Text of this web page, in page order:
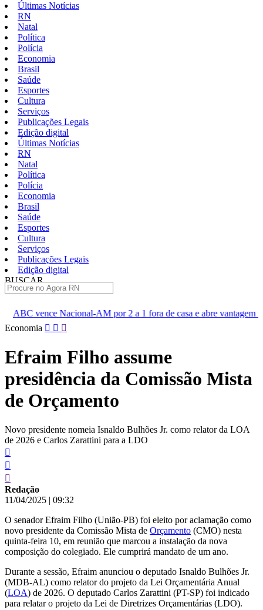
Últimas Notícias
RN
Natal
Política
Polícia
Economia
Brasil
Saúde
Esportes
Cultura
Serviços
Publicações Legais
Edição digital
Últimas Notícias
RN
Natal
Política
Polícia
Economia
Brasil
Saúde
Esportes
Cultura
Serviços
Publicações Legais
Edição digital
BUSCAR
AM por 2 a 1 fora de casa e abre vantagem nas quartas
Pular
conteúdo
Economia
Efraim Filho assume
presidência da Comissão Mista
de Orçamento
Novo presidente nomeia Isnaldo Bulhões Jr. como relator da LOA
de 2026 e Carlos Zarattini para a LDO
Redação
11/04/2025 | 09:32
O senador Efraim Filho (União-PB) foi eleito por aclamação como
novo presidente da Comissão Mista de Orçamento (CMO) nesta
quinta-feira 10, em reunião que marcou a instalação da nova
composição do colegiado. Ele cumprirá mandato de um ano.
Durante a sessão, Efraim anunciou o deputado Isnaldo Bulhões Jr.
(MDB-AL) como relator do projeto da Lei Orçamentária Anual
(LOA) de 2026. O deputado Carlos Zarattini (PT-SP) foi indicado
para relatar o projeto da Lei de Diretrizes Orçamentárias (LDO).